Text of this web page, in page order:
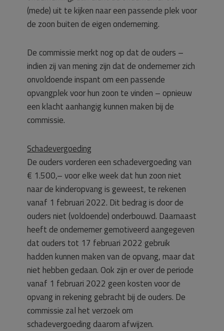
(mede) uit te kijken naar een passende plek voor
de zoon buiten de eigen onderneming.
De commissie merkt nog op dat de ouders –
indien zij van mening zijn dat de ondernemer zich
onvoldoende inspant om een passende
opvangplek voor hun zoon te vinden – opnieuw
een klacht aanhangig kunnen maken bij de
commissie.
Schadevergoeding
De ouders vorderen een schadevergoeding van
€ 1.500,– voor elke week dat hun zoon niet
naar de kinderopvang is geweest, te rekenen
vanaf 1 februari 2022. Dit bedrag is door de
ouders niet (voldoende) onderbouwd. Daarnaast
heeft de ondernemer gemotiveerd aangegeven
dat ouders tot 17 februari 2022 gebruik
hadden kunnen maken van de opvang, maar dat
niet hebben gedaan. Ook zijn er over de periode
vanaf 1 februari 2022 geen kosten voor de
opvang in rekening gebracht bij de ouders. De
commissie zal het verzoek om
schadevergoeding daarom afwijzen.